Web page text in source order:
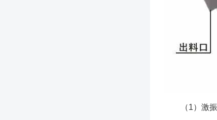
（1）激振